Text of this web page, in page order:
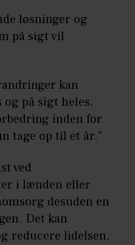
en vægplanke.
den ene
den udvendige
på en
bliver
dine hænder
og dine
Find en
din ryg. Stræk
og den
i en
løsninger og
på sigt vil
kan
på sigt heles.
inden for
tage op til et år."
ved
i lænden eller
desuden en
Det kan
reducere lidelsen.